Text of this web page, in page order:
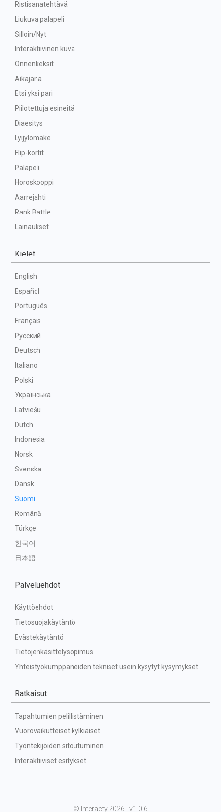
Ristisanatehtävä
Liukuva palapeli
Silloin/Nyt
Interaktiivinen kuva
Onnenkeksit
Aikajana
Etsi yksi pari
Piilotettuja esineitä
Diaesitys
Lyijylomake
Flip-kortit
Palapeli
Horoskooppi
Aarrejahti
Rank Battle
Lainaukset
Kielet
English
Español
Português
Français
Русский
Deutsch
Italiano
Polski
Українська
Latviešu
Dutch
Indonesia
Norsk
Svenska
Dansk
Suomi
Română
Türkçe
한국어
日本語
Palveluehdot
Käyttöehdot
Tietosuojakäytäntö
Evästekäytäntö
Tietojenkäsittelysopimus
Yhteistyökumppaneiden tekniset usein kysytyt kysymykset
Ratkaisut
Tapahtumien pelillistäminen
Vuorovaikutteiset kylkiäiset
Työntekijöiden sitoutuminen
Interaktiiviset esitykset
© Interacty 2026 | v1.0.6